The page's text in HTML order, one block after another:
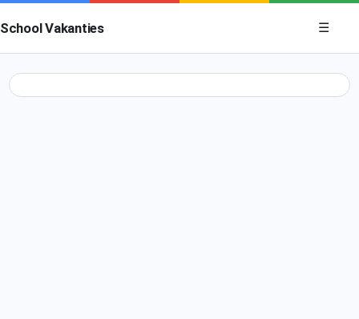
School Vakanties
Menu
☰